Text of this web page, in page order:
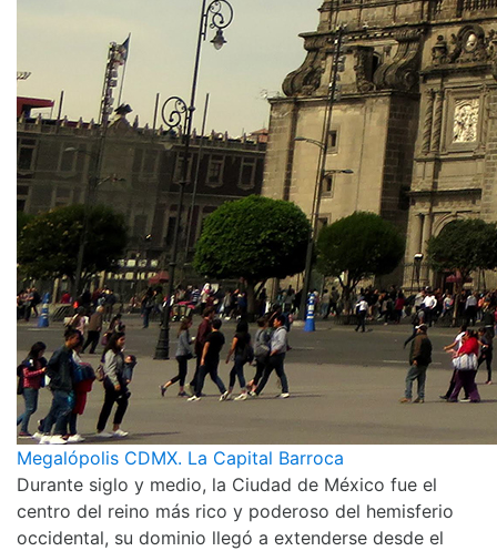
Megalópolis CDMX. La Capital Barroca
Durante siglo y medio, la Ciudad de México fue el
centro del reino más rico y poderoso del hemisferio
occidental, su dominio llegó a extenderse desde el